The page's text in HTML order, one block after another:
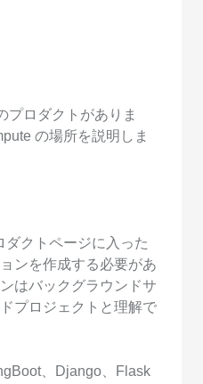
プロダクトがありま
の場所を説明しま
ダクトページに入った
ンを作成する必要があ
はバックグラウンドサ
プロジェクトと理解で
、Django、Flask